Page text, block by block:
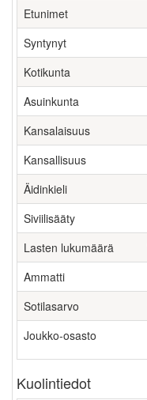
Etunimet
Syntynyt
Kotikunta
Asuinkunta
Kansalaisuus
Kansallisuus
Äidinkieli
Siviilisääty
Lasten lukumäärä
Ammatti
Sotilasarvo
Joukko-osasto
Kuolintiedot